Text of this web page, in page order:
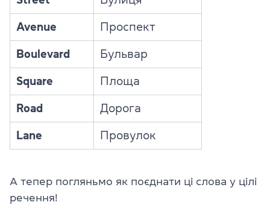
Avenue Проспект
Boulevard Бульвар
Square Площа
Road Дорога
Lane Провулок
А тепер погляньмо як поєднати ці слова у цілі
речення!